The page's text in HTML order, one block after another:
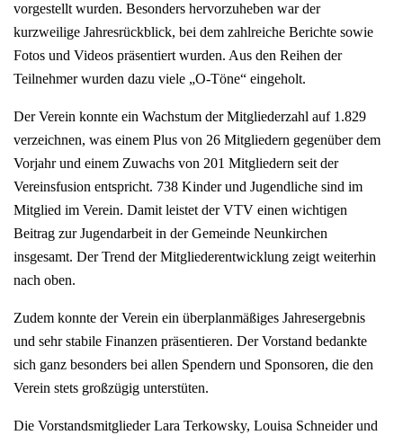
vorgestellt wurden. Besonders hervorzuheben war der
kurzweilige Jahresrückblick, bei dem zahlreiche Berichte sowie
Fotos und Videos präsentiert wurden. Aus den Reihen der
Teilnehmer wurden dazu viele „O-Töne“ eingeholt.
Der Verein konnte ein Wachstum der Mitgliederzahl auf 1.829
verzeichnen, was einem Plus von 26 Mitgliedern gegenüber dem
Vorjahr und einem Zuwachs von 201 Mitgliedern seit der
Vereinsfusion entspricht. 738 Kinder und Jugendliche sind im
Mitglied im Verein. Damit leistet der VTV einen wichtigen
Beitrag zur Jugendarbeit in der Gemeinde Neunkirchen
insgesamt. Der Trend der Mitgliederentwicklung zeigt weiterhin
nach oben.
Zudem konnte der Verein ein überplanmäßiges Jahresergebnis
und sehr stabile Finanzen präsentieren. Der Vorstand bedankte
sich ganz besonders bei allen Spendern und Sponsoren, die den
Verein stets großzügig unterstüten.
Die Vorstandsmitglieder Lara Terkowsky, Louisa Schneider und